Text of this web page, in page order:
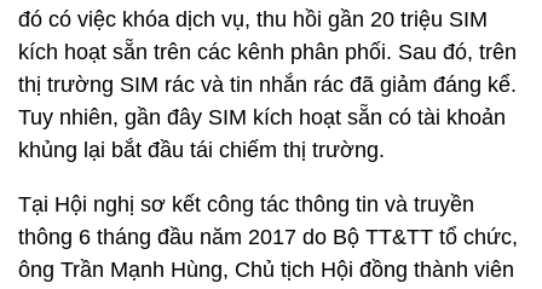
đó có việc khóa dịch vụ, thu hồi gần 20 triệu SIM
kích hoạt sẵn trên các kênh phân phối. Sau đó, trên
thị trường SIM rác và tin nhắn rác đã giảm đáng kể.
Tuy nhiên, gần đây SIM kích hoạt sẵn có tài khoản
khủng lại bắt đầu tái chiếm thị trường.
Tại Hội nghị sơ kết công tác thông tin và truyền
thông 6 tháng đầu năm 2017 do Bộ TT&TT tổ chức,
ông Trần Mạnh Hùng, Chủ tịch Hội đồng thành viên